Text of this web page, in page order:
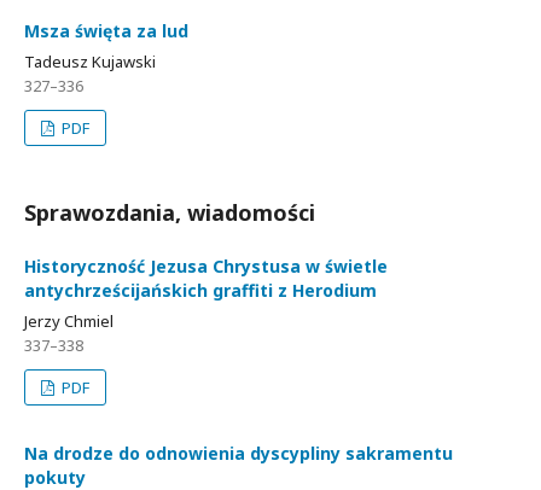
Msza święta za lud
Tadeusz Kujawski
327–336
PDF
Sprawozdania, wiadomości
Historyczność Jezusa Chrystusa w świetle
antychrześcijańskich graffiti z Herodium
Jerzy Chmiel
337–338
PDF
Na drodze do odnowienia dyscypliny sakramentu
pokuty